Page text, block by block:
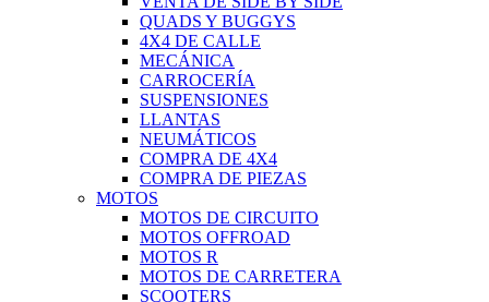
QUADS Y BUGGYS
4X4 DE CALLE
MECÁNICA
CARROCERÍA
SUSPENSIONES
LLANTAS
NEUMÁTICOS
COMPRA DE 4X4
COMPRA DE PIEZAS
MOTOS
MOTOS DE CIRCUITO
MOTOS OFFROAD
MOTOS R
MOTOS DE CARRETERA
SCOOTERS